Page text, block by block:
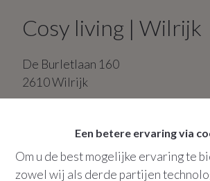
Een betere ervaring via
Om u de best mogelijke ervaring te
zowel wij als derde partijen
Cosy living | Wilrijk
De Burletlaan 160
2610Wilrijk
badkamer
Bew. opp.:112 m²